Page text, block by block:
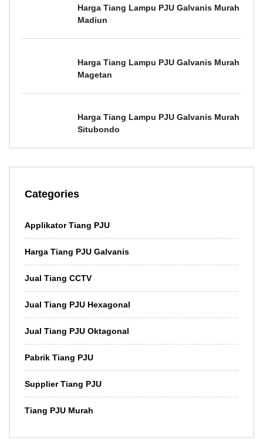
Harga Tiang Lampu PJU Galvanis Murah
Madiun
Harga Tiang Lampu PJU Galvanis Murah
Magetan
Harga Tiang Lampu PJU Galvanis Murah
Situbondo
Categories
Applikator Tiang PJU
Harga Tiang PJU Galvanis
Jual Tiang CCTV
Jual Tiang PJU Hexagonal
Jual Tiang PJU Oktagonal
Pabrik Tiang PJU
Supplier Tiang PJU
Tiang PJU Murah